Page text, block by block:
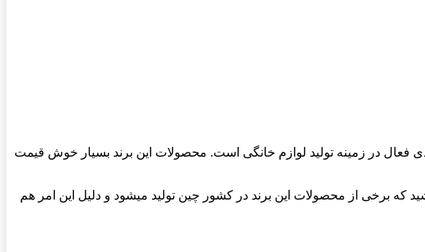
فعال در زمینه تولید لوازم خانگی است. محصولات این برند بسیار خوش قیمت
که برخی از محصولات این برند در کشور چین تولید میشود و دلیل این امر هم